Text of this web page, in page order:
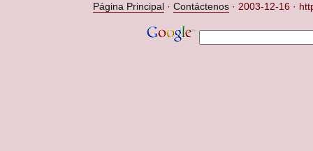
Página Principal · Contáctenos · 2003-12-16 ·